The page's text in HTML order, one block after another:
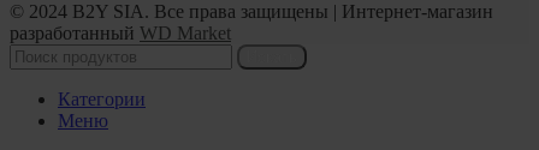
© 2024 B2Y SIA. Все права защищены | Интернет-магазин
разработанный WD Market
Категории
Меню